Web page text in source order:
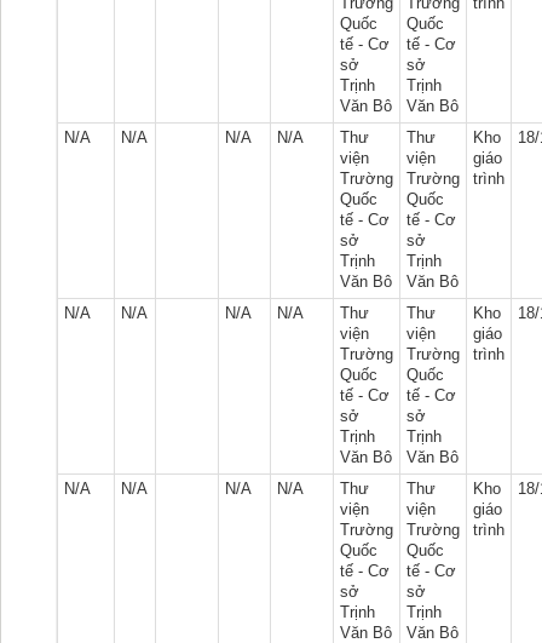
Trường
Quốc
tế - Cơ
sở
Trịnh
Văn Bô
Trường
Quốc
tế - Cơ
sở
Trịnh
Văn Bô
trình
N/A N/A N/A N/A
Thư
viện
Trường
Quốc
tế - Cơ
sở
Trịnh
Văn Bô
Thư
viện
Trường
Quốc
tế - Cơ
sở
Trịnh
Văn Bô
Kho
giáo
trình
N/A N/A N/A N/A
Thư
viện
Trường
Quốc
tế - Cơ
sở
Trịnh
Văn Bô
Thư
viện
Trường
Quốc
tế - Cơ
sở
Trịnh
Văn Bô
Kho
giáo
trình
N/A N/A N/A N/A
Thư
viện
Trường
Quốc
tế - Cơ
sở
Trịnh
Văn Bô
Thư
viện
Trường
Quốc
tế - Cơ
sở
Trịnh
Văn Bô
Kho
giáo
trình